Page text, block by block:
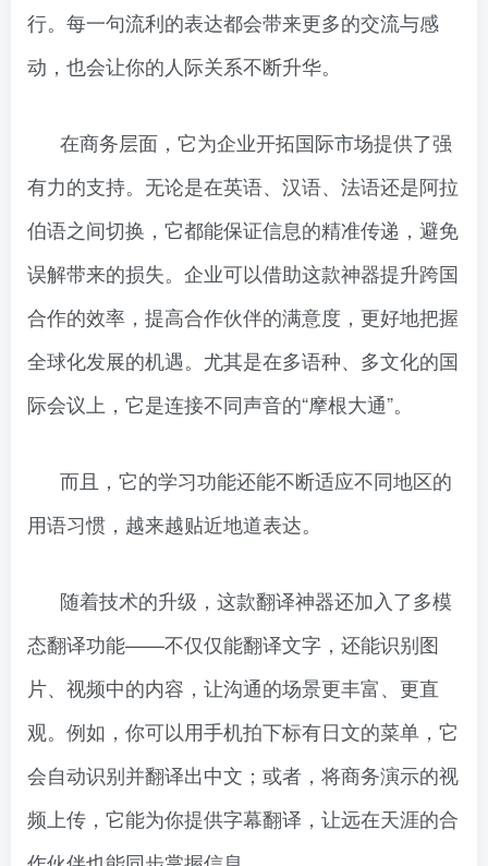
行。每一句流利的表达都会带来更多的交流与感
动，也会让你的人际关系不断升华。
在商务层面，它为企业开拓国际市场提供了强
有力的支持。无论是在英语、汉语、法语还是阿拉
伯语之间切换，它都能保证信息的精准传递，避免
误解带来的损失。企业可以借助这款神器提升跨国
合作的效率，提高合作伙伴的满意度，更好地把握
全球化发展的机遇。尤其是在多语种、多文化的国
际会议上，它是连接不同声音的“摩根大通”。
而且，它的学习功能还能不断适应不同地区的
用语习惯，越来越贴近地道表达。
随着技术的升级，这款翻译神器还加入了多模
态翻译功能——不仅仅能翻译文字，还能识别图
片、视频中的内容，让沟通的场景更丰富、更直
观。例如，你可以用手机拍下标有日文的菜单，它
会自动识别并翻译出中文；或者，将商务演示的视
频上传，它能为你提供字幕翻译，让远在天涯的合